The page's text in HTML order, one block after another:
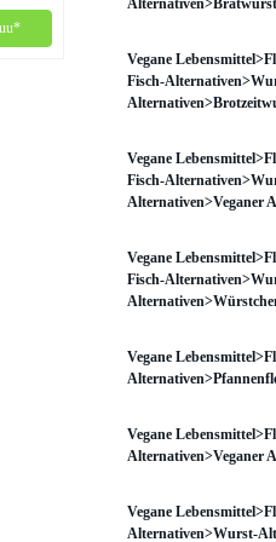
Vegane
Fisch-
Vegane
Fisch-
Alternativen>Veganer
Vegane
Fisch-
Vegane
Vegane
Alternativen>Veganer
Vegane
Alternativen>Wurst-